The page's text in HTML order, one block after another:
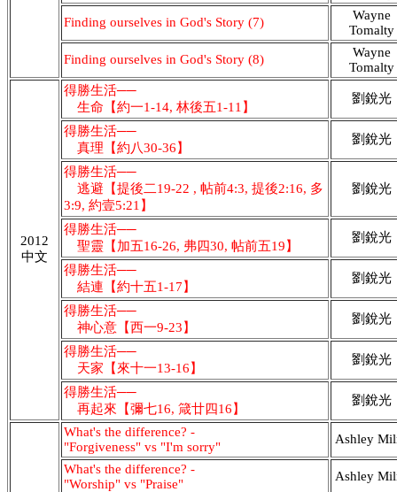
Finding ourselves in God's Story (7)
Wayne
Tomalty
Finding ourselves in God's Story (8)
Wayne
Tomalty
2012
中文
得勝生活──
生命【約一1-14, 林後五1-11】
劉銳光
得勝生活──
真理【約八30-36】
劉銳光
得勝生活──
逃避【提後二19-22 , 帖前4:3, 提後2:16, 多
3:9, 約壹5:21】
劉銳光
得勝生活──
聖靈【加五16-26, 弗四30, 帖前五19】
劉銳光
得勝生活──
結連【約十五1-17】
劉銳光
得勝生活──
神心意【西一9-23】
劉銳光
得勝生活──
天家【來十一13-16】
劉銳光
得勝生活──
再起來【彌七16, 箴廿四16】
劉銳光
What's the difference? -
"Forgiveness" vs "I'm sorry"
Ashley
What's the difference? -
"Worship" vs "Praise"
Ashley